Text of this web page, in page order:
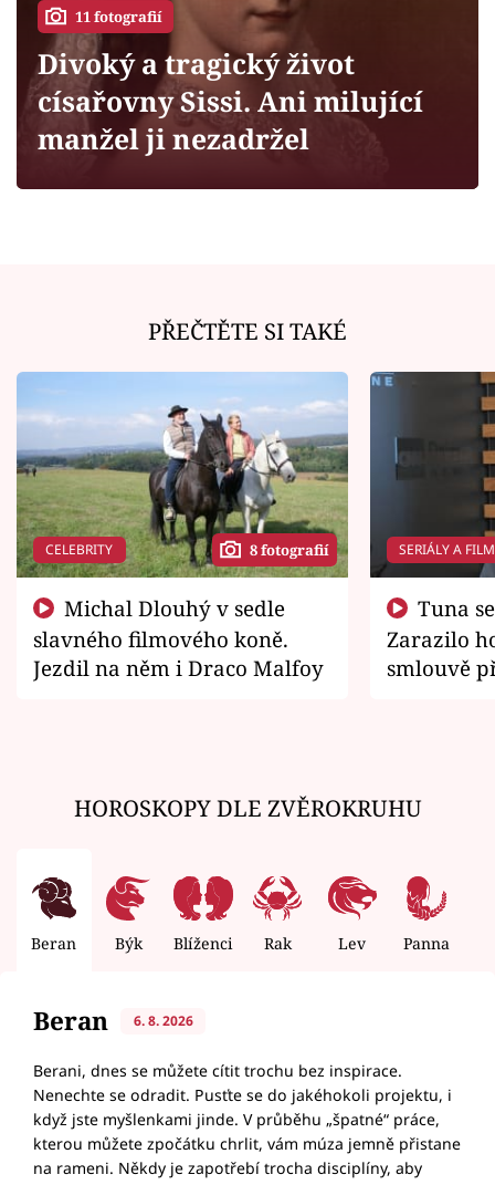
Sledujte prima+
Filmový festival Karlovy Vary
Sledujte nás
11 fotografií
Divoký a tragický život
císařovny Sissi. Ani milující
manžel ji nezadržel
PŘEČTĚTE SI TAKÉ
CELEBRITY 8 fotografií
slavného filmového koně.
Jezdil na něm i Draco Malfoy
SERIÁLY A
Zarazilo
smlouvě
HOROSKOPY DLE ZVĚROKRUHU
Beran Býk Blíženci Rak Lev Panna
Beran 6. 8. 2026
Berani, dnes se můžete cítit trochu bez inspirace.
Nenechte se odradit. Pusťte se do jakéhokoli projektu, i
když jste myšlenkami jinde. V průběhu „špatné“ práce,
kterou můžete zpočátku chrlit, vám múza jemně přistane
na rameni. Někdy je zapotřebí trocha disciplíny, aby